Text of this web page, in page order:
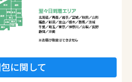
に関して